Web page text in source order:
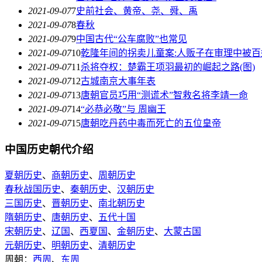
2021-09-077史前社会、黄帝、尧、舜、禹
2021-09-078春秋
2021-09-079中国古代“公车腐败”也常见
2021-09-0710乾隆年间的拐卖儿童案:人贩子在审理中被
2021-09-0711 杀将夺权：楚霸王项羽最初的崛起之路(图)
2021-09-0712古城南京大事年表
2021-09-0713唐朝官员巧用“测谎术”智救名将李靖一命
2021-09-0714“必恭必敬”与 周幽王
2021-09-0715唐朝吃丹药中毒而死亡的五位皇帝
中国历史朝代介绍
夏朝历史、 商朝历史、 周朝历史
春秋战国历史、 秦朝历史、 汉朝历史
三国历史、 晋朝历史、 南北朝历史
隋朝历史、 唐朝历史、
五代十国
宋朝历史、 辽国 、 西夏国 、 金朝历史、 大蒙古国
元朝历史、 明朝历史、 清朝历史
周朝： 西周 、 东周